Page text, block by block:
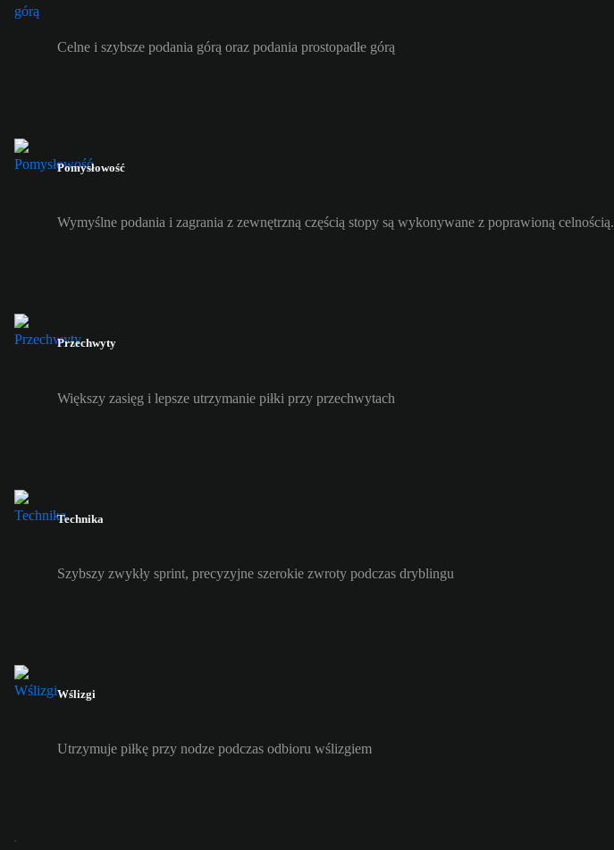
Celne i szybsze podania górą oraz podania prostopadłe górą
Pomysłowość
Wymyślne podania i zagrania z zewnętrzną częścią stopy są wykonywane z poprawioną celnością.
Przechwyty
Większy zasięg i lepsze utrzymanie piłki przy przechwytach
Technika
Szybszy zwykły sprint, precyzyjne szerokie zwroty podczas dryblingu
Wślizgi
Utrzymuje piłkę przy nodze podczas odbioru wślizgiem